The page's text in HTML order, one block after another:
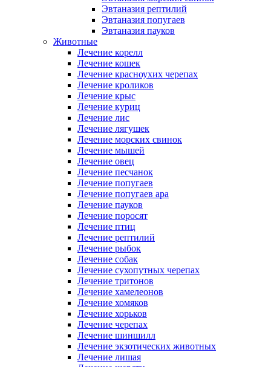
Эвтаназия рептилий
Эвтаназия попугаев
Эвтаназия пауков
Животные
Лечение корелл
Лечение кошек
Лечение красноухих черепах
Лечение кроликов
Лечение крыс
Лечение куриц
Лечение лис
Лечение лягушек
Лечение морских свинок
Лечение мышей
Лечение овец
Лечение песчанок
Лечение попугаев
Лечение попугаев ара
Лечение пауков
Лечение поросят
Лечение птиц
Лечение рептилий
Лечение рыбок
Лечение собак
Лечение сухопутных черепах
Лечение тритонов
Лечение хамелеонов
Лечение хомяков
Лечение хорьков
Лечение черепах
Лечение шиншилл
Лечение экзотических животных
Лечение лишая